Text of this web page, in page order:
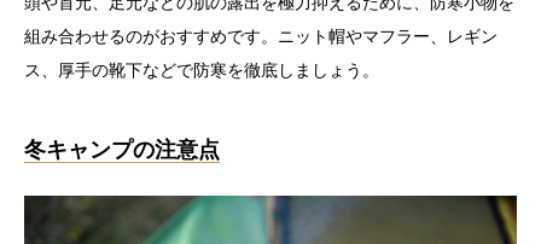
組み合わせるのがおすすめです。ニット帽やマフラー、レギン
ス、厚手の靴下などで防寒を徹底しましょう。
冬キャンプの注意点